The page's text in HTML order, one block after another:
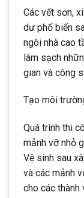
Các vết sơn,
dư phổ biến
ngôi nhà cao
làm sạch
gian và công
Tạo môi
Quá trình thi
mảnh vỡ nhỏ
Vệ sinh sau
và các mảnh
cho các thành